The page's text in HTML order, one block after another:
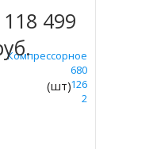
Компрессорное
1397 Х 595 Х 680
126
2
118 499
(шт)